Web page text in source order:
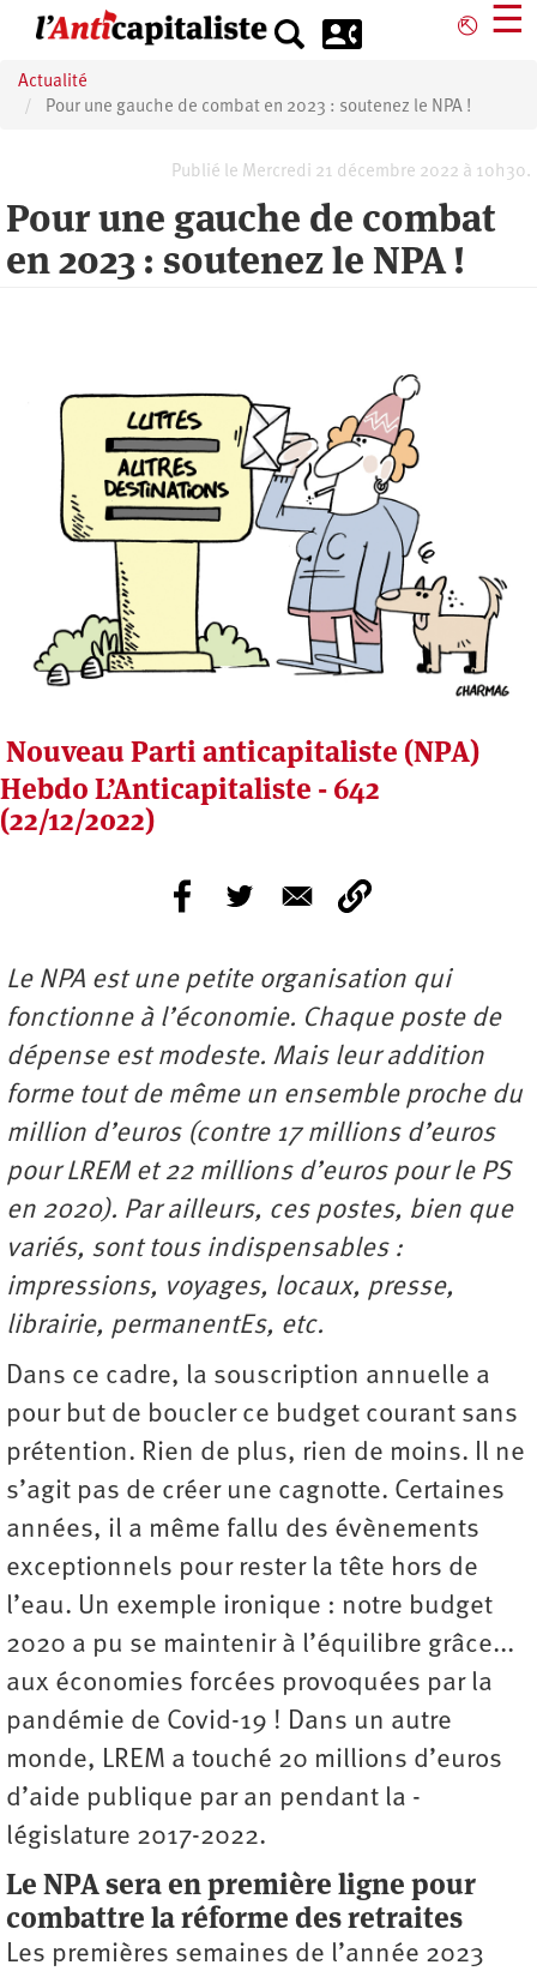
principal
⎋ ☰
Actualité
Pour une gauche de combat en 2023 : soutenez le NPA !
Publié le Mercredi 21 décembre 2022 à 10h30.
Pour une gauche de combat
en 2023 : soutenez le NPA !
Nouveau Parti anticapitaliste (NPA)
Hebdo L’Anticapitaliste - 642
(22/12/2022)
Le NPA est une petite organisation qui
fonctionne à l’économie. Chaque poste de
dépense est modeste. Mais leur addition
forme tout de même un ensemble proche du
million d’euros (contre 17 millions d’euros
pour LREM et 22 millions d’euros pour le PS
en 2020). Par ailleurs, ces postes, bien que
variés, sont tous indispensables :
impressions, voyages, locaux, presse,
librairie, permanentEs, etc.
Dans ce cadre, la souscription annuelle a
pour but de boucler ce budget courant sans
prétention. Rien de plus, rien de moins. Il ne
s’agit pas de créer une cagnotte. Certaines
années, il a même fallu des évènements
exceptionnels pour rester la tête hors de
l’eau. Un exemple ironique : notre budget
2020 a pu se maintenir à l’équilibre grâce...
aux économies forcées provoquées par la
pandémie de Covid-19 ! Dans un autre
monde, LREM a touché 20 millions d’euros
d’aide publique par an pendant la ­
législature 2017-2022.
Le NPA sera en première ligne pour
combattre la réforme des retraites
Les premières semaines de l’année 2023